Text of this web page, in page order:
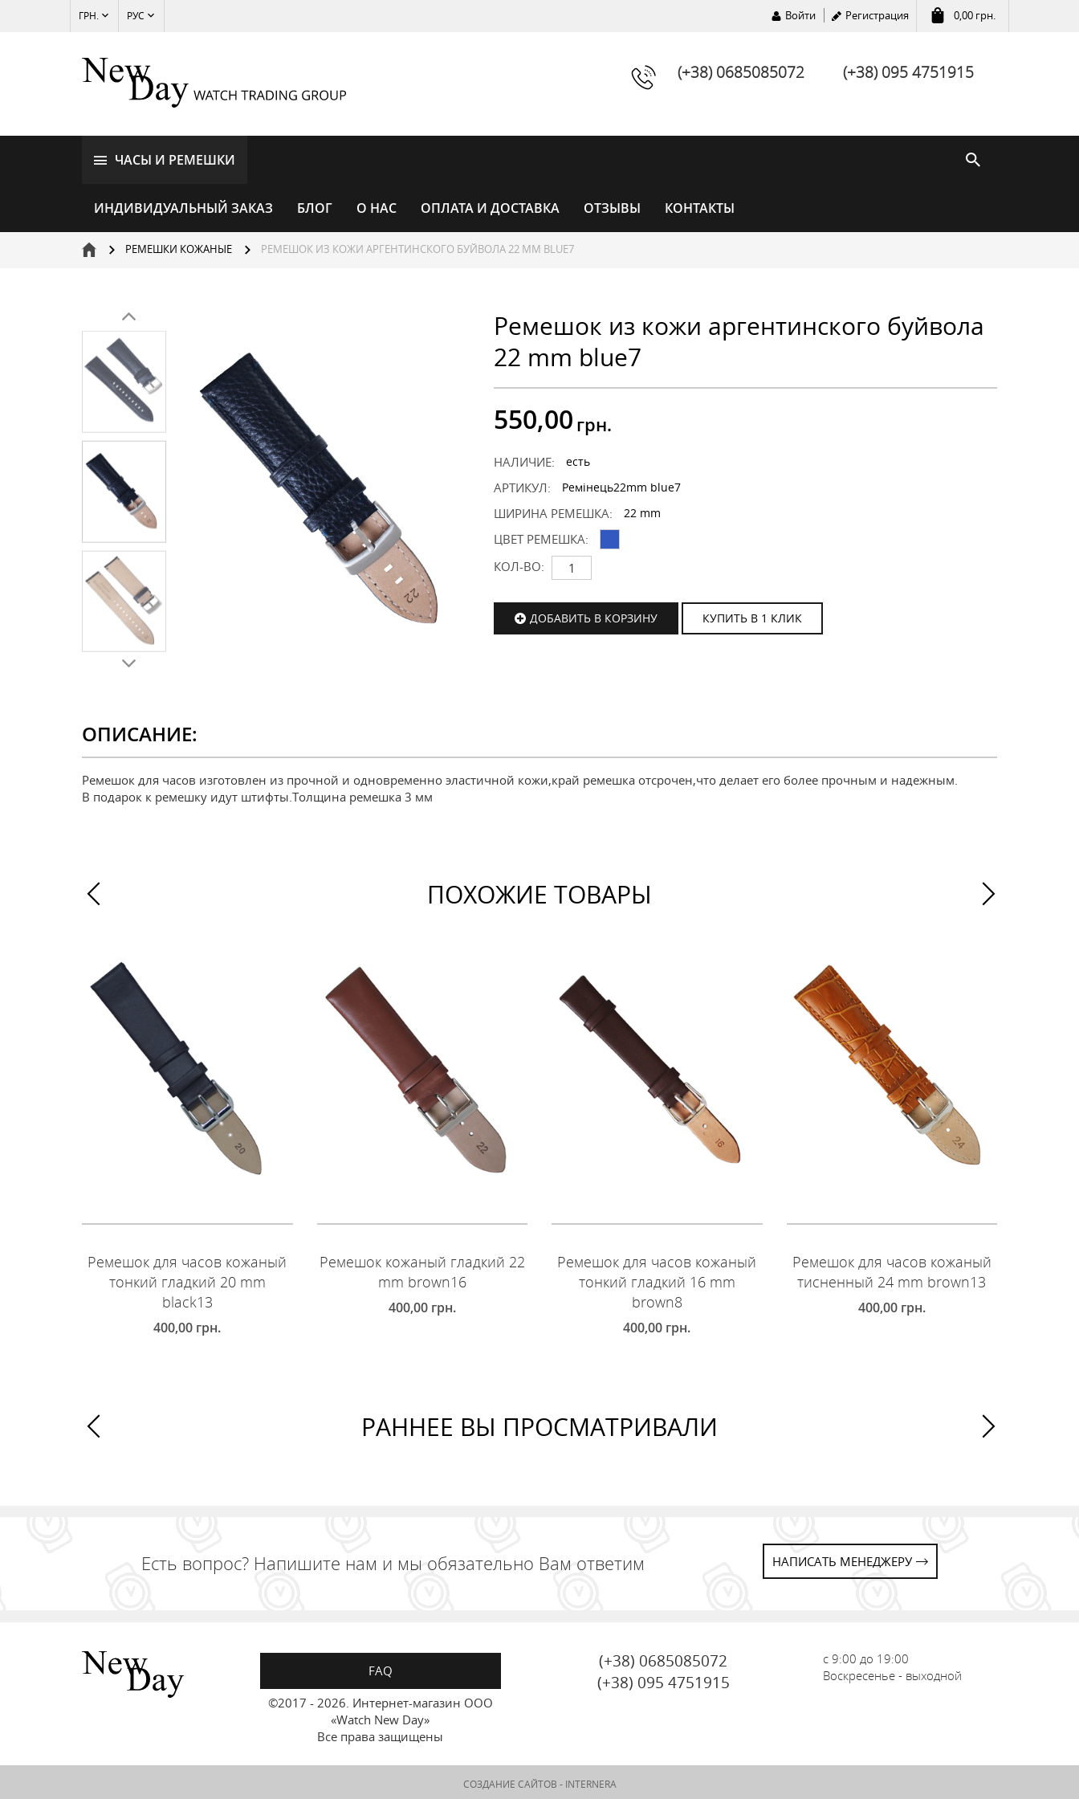
ГРН. РУС Войти Регистрация 0,00 грн.
(+38) 0685085072 (+38) 095 4751915
ЧАСЫ И РЕМЕШКИ
ИНДИВИДУАЛЬНЫЙ ЗАКАЗ БЛОГ О НАС ОПЛАТА И ДОСТАВКА ОТЗЫВЫ КОНТАКТЫ
ЧАСЫ ЖЕНСКИЕ
ЧАСЫ
УНИСЕКС
РЕМЕШКИ КОЖАНЫЕ РЕМЕШОК ИЗ КОЖИ АРГЕНТИНСКОГО БУЙВОЛА 22 MM BLUE7
Ремешок из кожи аргентинского буйвола
22 mm blue7
550,00 грн.
НАЛИЧИЕ: есть
АРТИКУЛ: Ремінець22mm blue7
ШИРИНА РЕМЕШКА: 22 mm
ЦВЕТ РЕМЕШКА:
КОЛ-ВО:
ДОБАВИТЬ В КОРЗИНУ КУПИТЬ В 1 КЛИК
ОПИСАНИЕ:
Ремешок для часов изготовлен из прочной и одновременно эластичной кожи,край ремешка отсрочен,что делает его более прочным и надежным.
В подарок к ремешку идут штифты.Толщина ремешка 3 мм
ПОХОЖИЕ ТОВАРЫ
Ремешок для часов кожаный
тонкий гладкий 20 mm
black13
400,00 грн.
Ремешок кожаный гладкий 22
mm brown16
400,00 грн.
Ремешок для часов кожаный
тонкий гладкий 16 mm
brown8
400,00 грн.
Ремешок для часов кожаный
тисненный 24 mm brown13
400,00 грн.
РАННЕЕ ВЫ ПРОСМАТРИВАЛИ
Есть вопрос? Напишите нам и мы обязательно Вам ответим НАПИСАТЬ МЕНЕДЖЕРУ
FAQ
©2017 - 2026. Интернет-магазин ООО
«Watch New Day»
Все права защищены
(+38) 0685085072
(+38) 095 4751915
с 9:00 до 19:00
Воскресенье - выходной
СОЗДАНИЕ САЙТОВ - INTERNERA